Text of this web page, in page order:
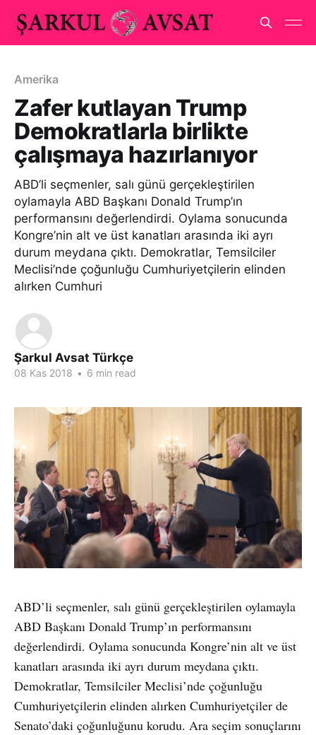
Amerika
Zafer kutlayan Trump
Demokratlarla birlikte
çalışmaya hazırlanıyor
ABD’li seçmenler, salı günü gerçekleştirilen
oylamayla ABD Başkanı Donald Trump’ın
performansını değerlendirdi. Oylama sonucunda
Kongre’nin alt ve üst kanatları arasında iki ayrı
durum meydana çıktı. Demokratlar, Temsilciler
Meclisi’nde çoğunluğu Cumhuriyetçilerin elinden
alırken Cumhuri
Şarkul Avsat Türkçe
08 Kas 2018 • 6 min read
ABD’li seçmenler, salı günü gerçekleştirilen oylamayla
ABD Başkanı Donald Trump’ın performansını
değerlendirdi. Oylama sonucunda Kongre’nin alt ve üst
kanatları arasında iki ayrı durum meydana çıktı.
Demokratlar, Temsilciler Meclisi’nde çoğunluğu
Cumhuriyetçilerin elinden alırken Cumhuriyetçiler de
Senato’daki çoğunluğunu korudu. Ara seçim sonuçlarını